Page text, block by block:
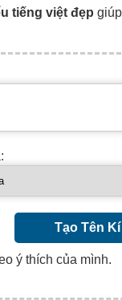
tiếng việt đẹp
Tạo Tên
ý thích của mình.